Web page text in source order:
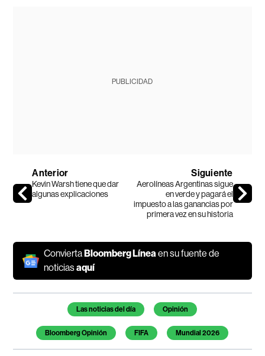
PUBLICIDAD
Anterior
Kevin Warsh tiene que dar
algunas explicaciones
Siguiente
Aerolíneas Argentinas sigue
en verde y pagará el
impuesto a las ganancias por
primera vez en su historia
Convierta Bloomberg Líneaen su fuente de
noticiasaquí
Temas de este artículo
Las noticias del día Opinión
Bloomberg Opinión FIFA Mundial 2026